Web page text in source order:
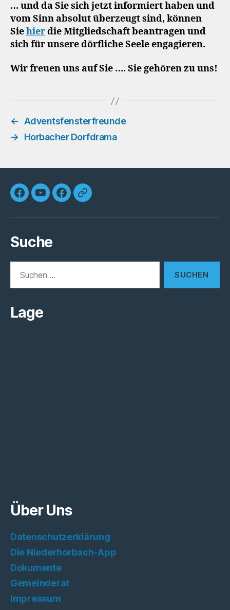
… und da Sie sich jetzt informiert haben und
vom Sinn absolut überzeugt sind, können
Siehierdie Mitgliedschaft beantragen und
sich für unsere dörfliche Seele engagieren.
Wir freuen uns auf Sie …. Sie gehören zu uns!
←
Adventsfensterfreunde
→
Horbacher Dorfdrama
Horbacher
Die
Die
Unsere
Suche
nach:
Lage
Über Uns
Datenschutzerklärung
Die Niederhorbach-App
Dokumente
Gemeinderat
Impressum